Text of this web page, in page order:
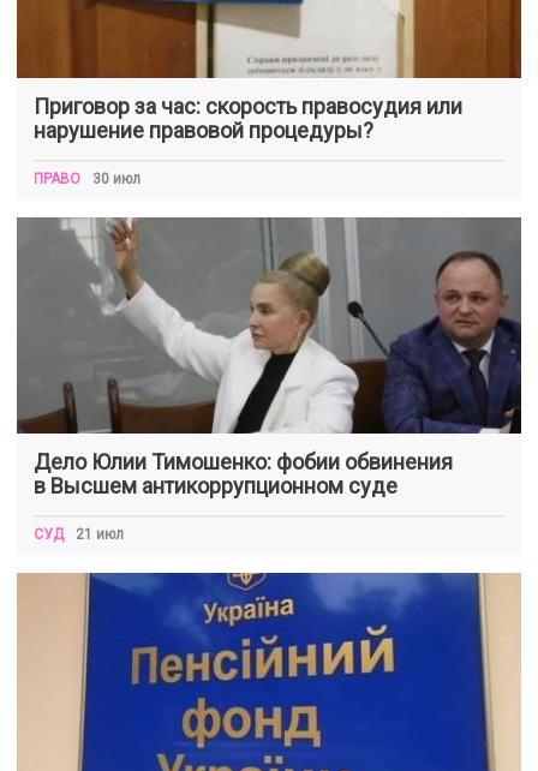
Приговор за час: скорость правосудия или
нарушение правовой процедуры?
ПРАВО 30 июл
Дело Юлии Тимошенко: фобии обвинения
в Высшем антикоррупционном суде
СУД 21 июл